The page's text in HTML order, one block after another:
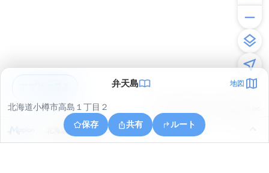
弁天島 地図
北海道小樽市高島１丁目２
保存
共有 ルート
北海道小樽市港町８